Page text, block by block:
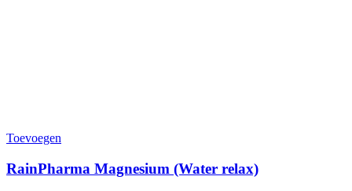
Toevoegen
RainPharma Magnesium (Water relax)